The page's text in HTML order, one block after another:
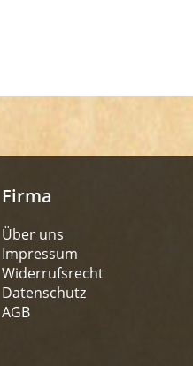
Firma
Über uns
Impressum
Widerrufsrecht
Datenschutz
AGB